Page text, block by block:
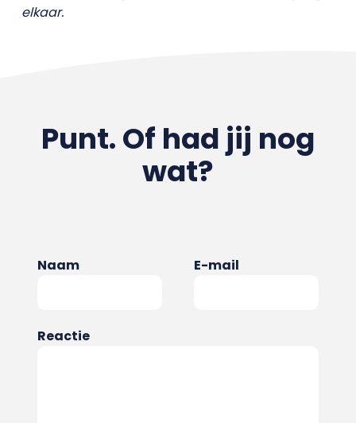
elkaar.
Punt. Of had jij nog
wat?
Naam E-mail
Reactie